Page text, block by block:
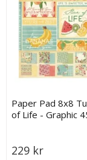
Paper Pad 8x8
of Life - Graphic
229 kr